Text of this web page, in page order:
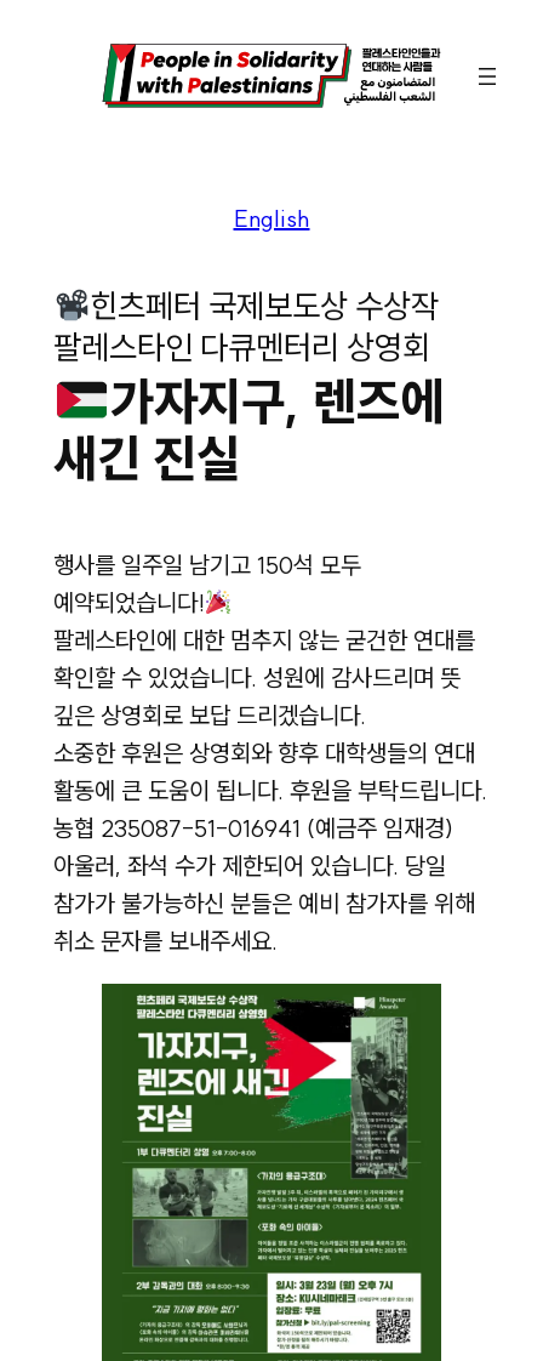
English
힌츠페터 국제보도상 수상작
팔레스타인 다큐멘터리 상영회
가자지구, 렌즈에
새긴 진실
행사를 일주일 남기고 150석 모두
예약되었습니다!
팔레스타인에 대한 멈추지 않는 굳건한 연대를
확인할 수 있었습니다. 성원에 감사드리며 뜻
깊은 상영회로 보답 드리겠습니다.
소중한 후원은 상영회와 향후 대학생들의 연대
활동에 큰 도움이 됩니다. 후원을 부탁드립니다.
농협 235087-51-016941 (예금주 임재경)
아울러, 좌석 수가 제한되어 있습니다. 당일
참가가 불가능하신 분들은 예비 참가자를 위해
취소 문자를 보내주세요.